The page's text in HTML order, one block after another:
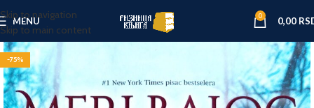
Skip to navigation
Skip to main content
MENU 0 0,00
-75%